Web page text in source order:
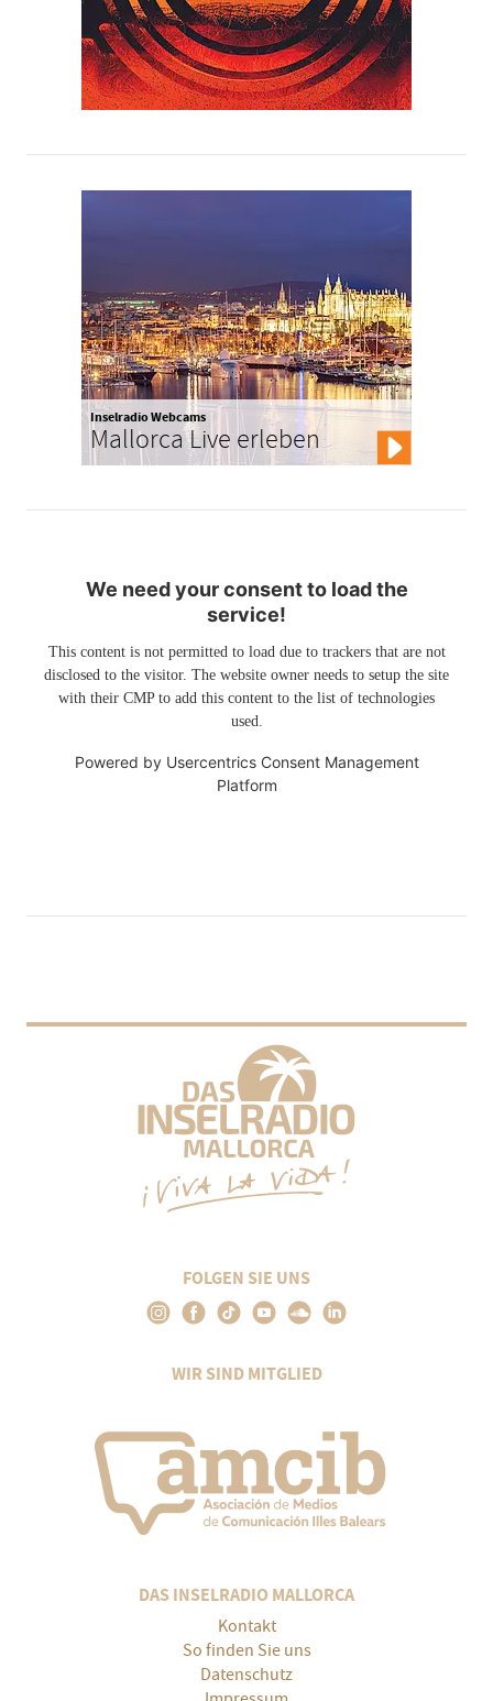
Inselradio Webcams
Mallorca Live erleben
We need your consent to load the
service!
This content is not permitted to load due to trackers that are not
disclosed to the visitor. The website owner needs to setup the site
with their CMP to add this content to the list of technologies
used.
Powered by Usercentrics Consent Management
Platform
FOLGEN SIE UNS
WIR SIND MITGLIED
DAS INSELRADIO MALLORCA
Kontakt
So finden Sie uns
Datenschutz